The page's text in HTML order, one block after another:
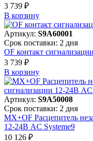
3 739 ₽
В корзинy
Артикул: S9A60001
Срок поставки: 2 дня
OF контакт
3 739 ₽
В корзинy
Артикул: S9A50008
Срок поставки: 2 дня
MX+OF Расцепитель
12-24В AC Systeme9
10 126 ₽